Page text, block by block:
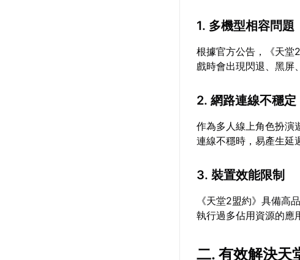
1. 多機型相容問題
根據官方公告，《天堂
戲時會出現閃退、黑屏
2. 網路連線不穩定
作為多人線上角色扮演
連線不穩時，易產生延
3. 裝置效能限制
《天堂2盟約》具備高
執行過多佔用資源的應
二. 有效解決天